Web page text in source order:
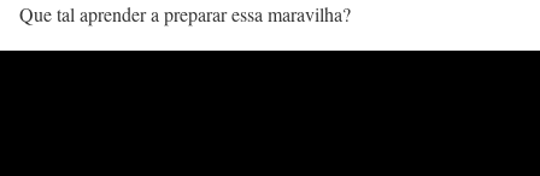
Que tal aprender a preparar essa maravilha?